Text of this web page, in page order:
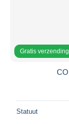
Gratis verzending
Statuut